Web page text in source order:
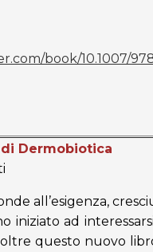
book/10.1007/
Dermobiotica
all’esigenza,
iniziato ad
questo nuovo